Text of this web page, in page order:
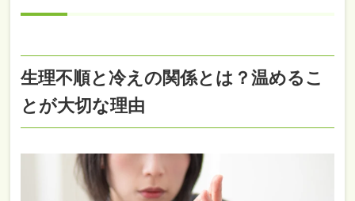
生理不順と冷えの関係とは？温めるこ
とが大切な理由